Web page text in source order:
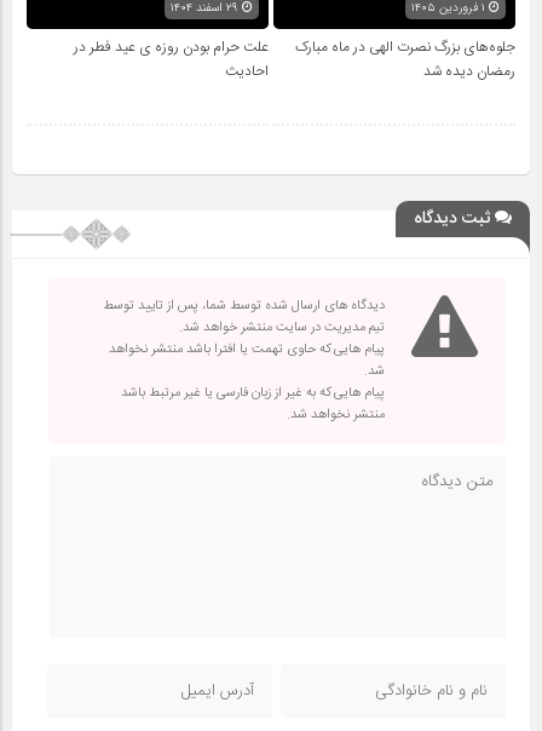
جلوه‌های بزرگ نصرت الهی در ماه مبارک
رمضان دیده شد
علت حرام بودن روزه ی عید فطر در
احادیث
ثبت دیدگاه
دیدگاه های ارسال شده توسط شما، پس از تایید توسط
تیم مدیریت در سایت منتشر خواهد شد.
پیام هایی که حاوی تهمت یا افترا باشد منتشر نخواهد
شد.
پیام هایی که به غیر از زبان فارسی یا غیر مرتبط باشد
منتشر نخواهد شد.